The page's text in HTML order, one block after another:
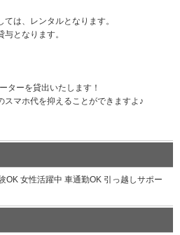
は、レンタルとなります。
となります。
ターを貸出いたします！
マホ代を抑えることができますよ♪
OK 女性活躍中 車通勤OK 引っ越しサポー